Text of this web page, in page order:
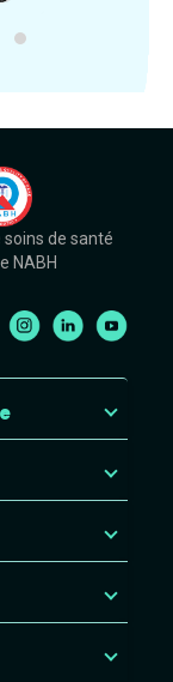
de santé
NABH